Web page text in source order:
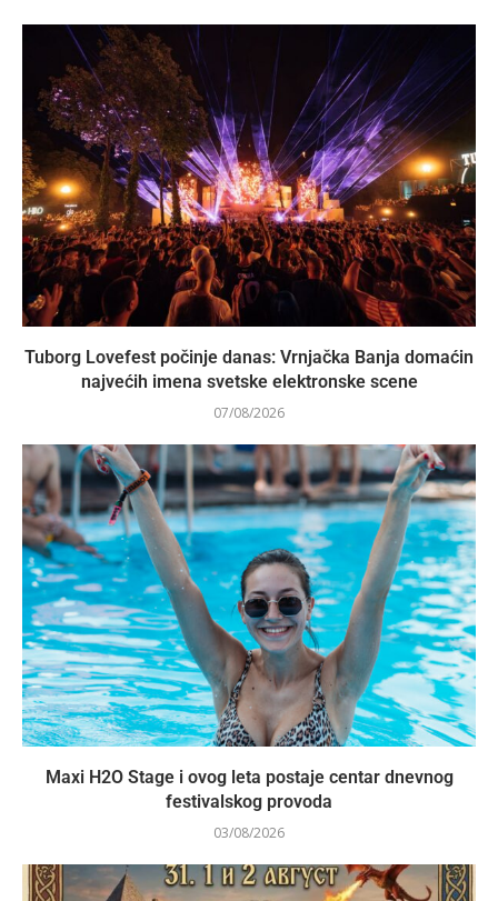
Tuborg Lovefest počinje danas: Vrnjačka Banja domaćin
najvećih imena svetske elektronske scene
07/08/2026
Maxi H2O Stage i ovog leta postaje centar dnevnog
festivalskog provoda
03/08/2026